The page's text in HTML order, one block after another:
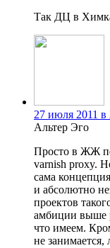
Так ДЦ в
27 июля 2011 в
Альтер Эго
Просто в ЖЖ
varnish proxy.
сама
и абсолютно
проектов
амбиции выше
что имеем.
не занимается,